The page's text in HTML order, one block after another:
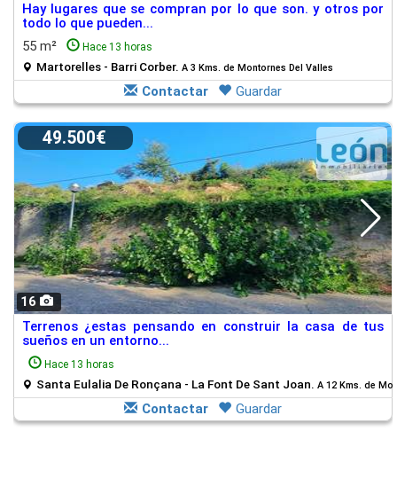
Hay lugares que se compran por lo que son. y otros por
todo lo que pueden...
55 m²
Hace 13 horas
Martorelles - Barri Corber. A 3 Kms. de Montornes Del Valles
Contactar Guardar
16
49.500€
Terrenos ¿estas pensando en construir la casa de tus
sueños en un entorno...
Hace 13 horas
Santa Eulalia De Ronçana - La Font De Sant Joan. A 12 Kms. de
Contactar Guardar